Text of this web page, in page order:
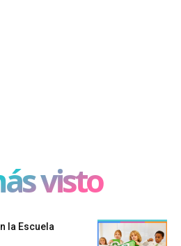
visto
la Escuela